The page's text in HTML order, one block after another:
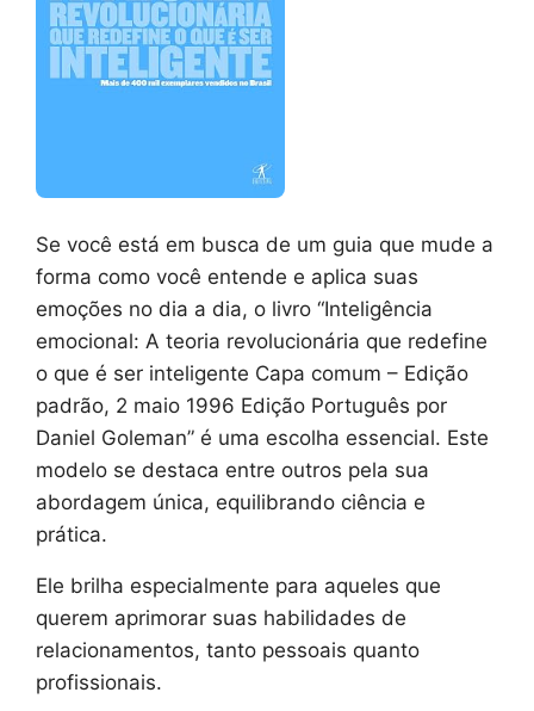
Se você está em busca de um guia que mude a
forma como você entende e aplica suas
emoções no dia a dia, o livro “Inteligência
emocional: A teoria revolucionária que redefine
o que é ser inteligente Capa comum – Edição
padrão, 2 maio 1996 Edição Português por
Daniel Goleman” é uma escolha essencial. Este
modelo se destaca entre outros pela sua
abordagem única, equilibrando ciência e
prática.
Ele brilha especialmente para aqueles que
querem aprimorar suas habilidades de
relacionamentos, tanto pessoais quanto
profissionais.